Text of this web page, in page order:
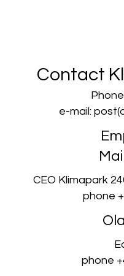
Contact
e-mail:
CEO Klimapark
phone
phone